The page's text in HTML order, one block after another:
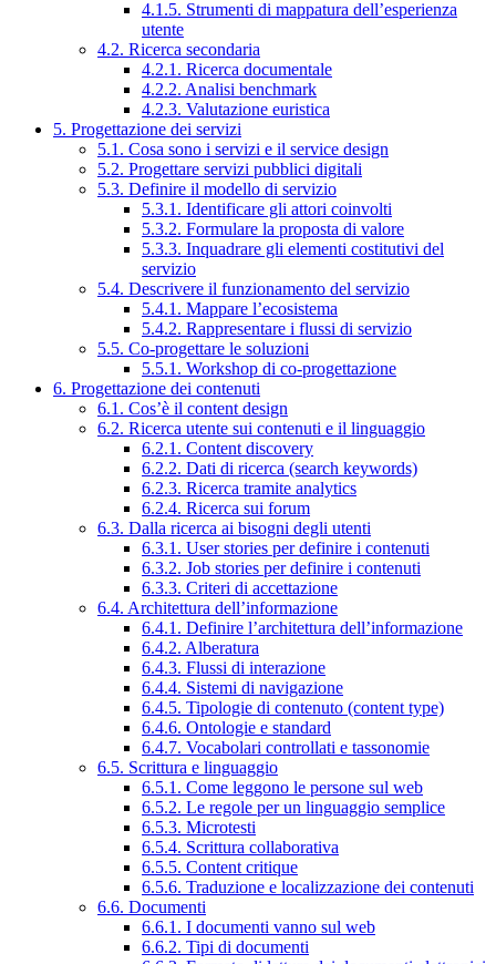
4.1.5. Strumenti di mappatura dell’esperienza
utente
4.2. Ricerca secondaria
4.2.1. Ricerca documentale
4.2.2. Analisi benchmark
4.2.3. Valutazione euristica
5. Progettazione dei servizi
5.1. Cosa sono i servizi e il service design
5.2. Progettare servizi pubblici digitali
5.3. Definire il modello di servizio
5.3.1. Identificare gli attori coinvolti
5.3.2. Formulare la proposta di valore
5.3.3. Inquadrare gli elementi costitutivi del
servizio
5.4. Descrivere il funzionamento del servizio
5.4.1. Mappare l’ecosistema
5.4.2. Rappresentare i flussi di servizio
5.5. Co-progettare le soluzioni
5.5.1. Workshop di co-progettazione
6. Progettazione dei contenuti
6.1. Cos’è il content design
6.2. Ricerca utente sui contenuti e il linguaggio
6.2.1. Content discovery
6.2.2. Dati di ricerca (search keywords)
6.2.3. Ricerca tramite analytics
6.2.4. Ricerca sui forum
6.3. Dalla ricerca ai bisogni degli utenti
6.3.1. User stories per definire i contenuti
6.3.2. Job stories per definire i contenuti
6.3.3. Criteri di accettazione
6.4. Architettura dell’informazione
6.4.1. Definire l’architettura dell’informazione
6.4.2. Alberatura
6.4.3. Flussi di interazione
6.4.4. Sistemi di navigazione
6.4.5. Tipologie di contenuto (content type)
6.4.6. Ontologie e standard
6.4.7. Vocabolari controllati e tassonomie
6.5. Scrittura e linguaggio
6.5.1. Come leggono le persone sul web
6.5.2. Le regole per un linguaggio semplice
6.5.3. Microtesti
6.5.4. Scrittura collaborativa
6.5.5. Content critique
6.5.6. Traduzione e localizzazione dei contenuti
6.6. Documenti
6.6.1. I documenti vanno sul web
6.6.2. Tipi di documenti